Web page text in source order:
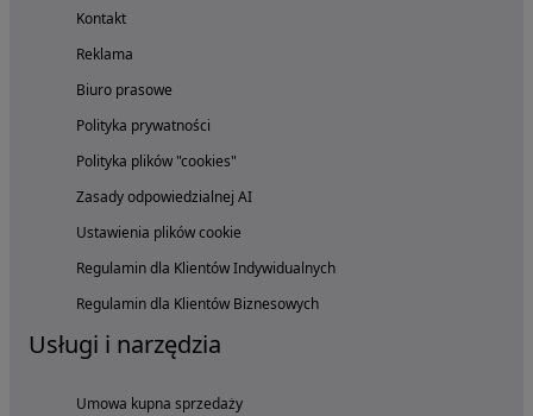
Kontakt
Reklama
Biuro prasowe
Polityka prywatności
Polityka plików "cookies"
Zasady odpowiedzialnej AI
Ustawienia plików cookie
Regulamin dla Klientów Indywidualnych
Regulamin dla Klientów Biznesowych
Usługi i narzędzia
Umowa kupna sprzedaży